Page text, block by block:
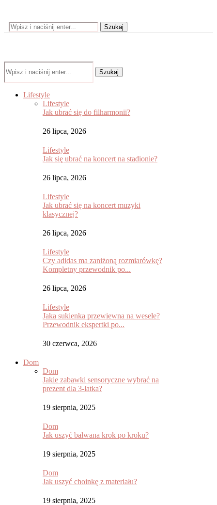
Szukaj
Szukaj
Lifestyle
Lifestyle
Jak ubrać się do filharmonii?
26 lipca, 2026
Lifestyle
Jak się ubrać na koncert na stadionie?
26 lipca, 2026
Lifestyle
Jak ubrać się na koncert muzyki
klasycznej?
26 lipca, 2026
Lifestyle
Czy adidas ma zaniżoną rozmiarówkę?
Kompletny przewodnik po...
26 lipca, 2026
Lifestyle
Jaka sukienka przewiewna na wesele?
Przewodnik ekspertki po...
30 czerwca, 2026
Dom
Dom
Jakie zabawki sensoryczne wybrać na
prezent dla 3-latka?
19 sierpnia, 2025
Dom
Jak uszyć bałwana krok po kroku?
19 sierpnia, 2025
Dom
Jak uszyć choinkę z materiału?
19 sierpnia, 2025